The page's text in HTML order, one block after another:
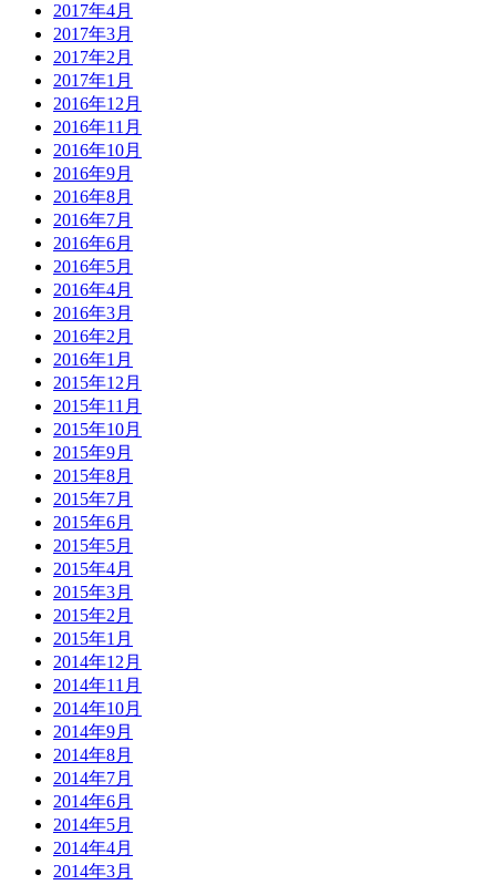
2017年4月
2017年3月
2017年2月
2017年1月
2016年12月
2016年11月
2016年10月
2016年9月
2016年8月
2016年7月
2016年6月
2016年5月
2016年4月
2016年3月
2016年2月
2016年1月
2015年12月
2015年11月
2015年10月
2015年9月
2015年8月
2015年7月
2015年6月
2015年5月
2015年4月
2015年3月
2015年2月
2015年1月
2014年12月
2014年11月
2014年10月
2014年9月
2014年8月
2014年7月
2014年6月
2014年5月
2014年4月
2014年3月